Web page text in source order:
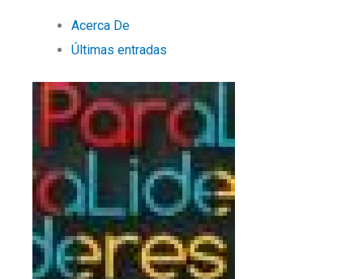
Acerca De
Últimas entradas